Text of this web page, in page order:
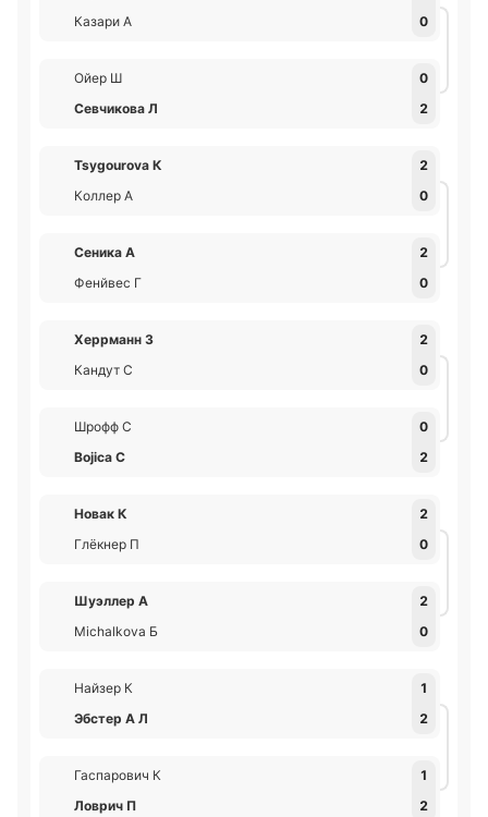
Казари А
0
Ойер Ш
0
Севчикова Л
2
Tsygourova К
2
Коллер А
0
Сеника А
2
Фенйвес Г
0
Херрманн З
2
Кандут С
0
Шрофф С
0
Bojica С
2
Новак К
2
Глёкнер П
0
Шуэллер А
2
Michalkova Б
0
Найзер К
1
Эбстер А Л
2
Гаспарович К
1
Ловрич П
2